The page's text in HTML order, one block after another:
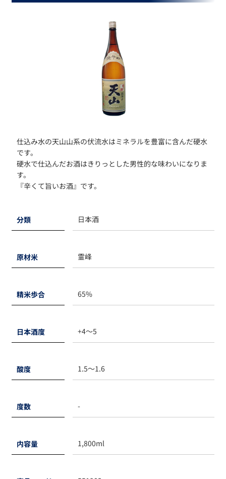
仕込み水の天山山系の伏流水はミネラルを豊富に含んだ硬水
です。
硬水で仕込んだお酒はきりっとした男性的な味わいになりま
す。
『辛くて旨いお酒』です。
分類 日本酒
原材米 霊峰
精米歩合 65%
日本酒度 +4～5
酸度 1.5～1.6
度数 -
内容量 1,800ml